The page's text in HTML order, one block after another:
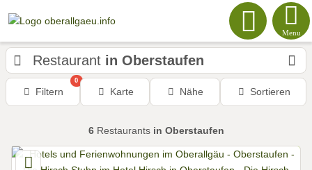
Menu
Restaurant in Oberstaufen
Filtern
0
Karte Nähe Sortieren
6Restaurants in Oberstaufen